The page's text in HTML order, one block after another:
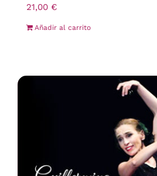
21,00 €
Añadir al carrito